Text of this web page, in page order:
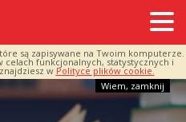
są zapisywane na Twoim komputerze.
celach funkcjonalnych, statystycznych i
w Polityce plików cookie.
Wiem, zamknij